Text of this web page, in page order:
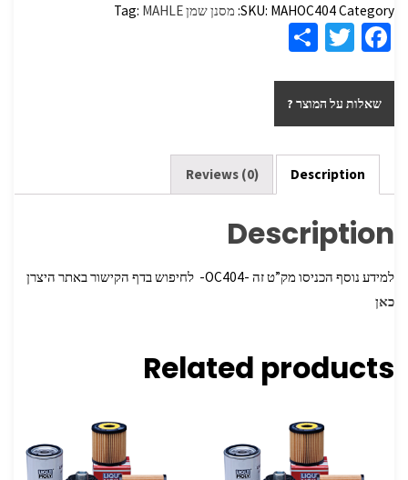
SKU: MAHOC404Category: מסנן שמן Tag: MAHLE
Fa
b
o
o
k
T
tt
er
ar
e
שאלות על המוצר ?
Description
Reviews (0)
Description
למידע נוסף הכניסו מק”ט זה -OC404- לחיפוש בדף הקישור באתר היצרן
כאן
Related products